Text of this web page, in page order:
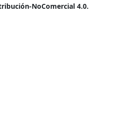
NoComercial 4.0.